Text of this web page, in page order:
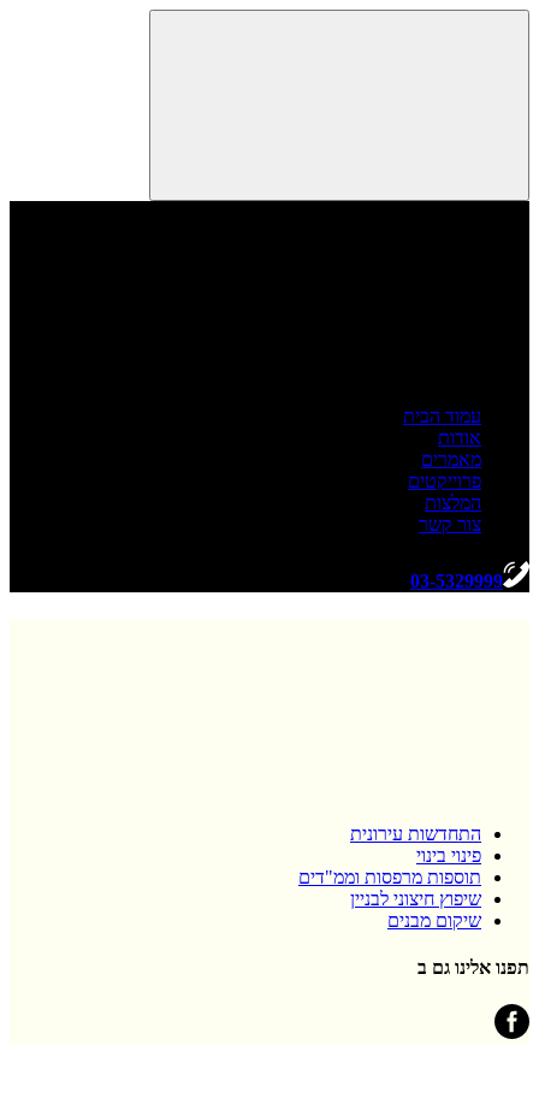
עמוד הבית
אודות
מאמרים
פרוייקטים
המלצות
צור קשר
03-5329999
התחדשות עירונית
פינוי בינוי
תוספות מרפסות וממ"דים
שיפוץ חיצוני לבניין
שיקום מבנים
תפנו אלינו גם ב